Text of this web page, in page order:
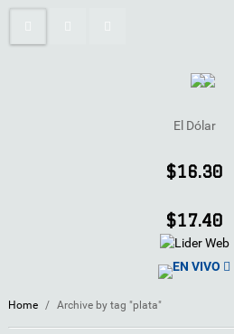
El Dólar
$16.30
$17.40
EN VIVO
Home / Archive by tag "plata"